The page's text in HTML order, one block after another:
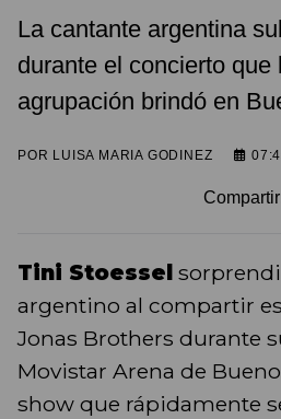
La cantante argentina
durante el concierto que
agrupación brindó en
POR LUISA MARIA GODINEZ
Tini Stoessel
argentino al compartir
Jonas Brothers durante
Movistar Arena de
show que rápidamente